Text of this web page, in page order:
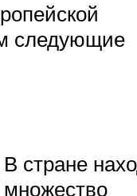
следующие
В стране
множество